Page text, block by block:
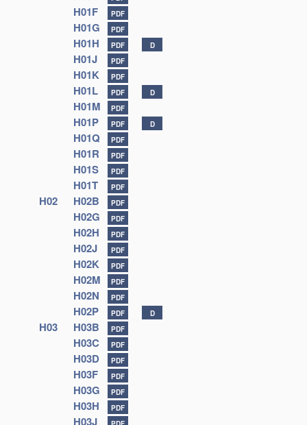
H01F PDF
H01G PDF
H01H PDF D
H01J PDF
H01K PDF
H01L PDF D
H01M PDF
H01P PDF D
H01Q PDF
H01R PDF
H01S PDF
H01T PDF
H02 H02B PDF
H02G PDF
H02H PDF
H02J PDF
H02K PDF
H02M PDF
H02N PDF
H02P PDF D
H03 H03B PDF
H03C PDF
H03D PDF
H03F PDF
H03G PDF
H03H PDF
H03J